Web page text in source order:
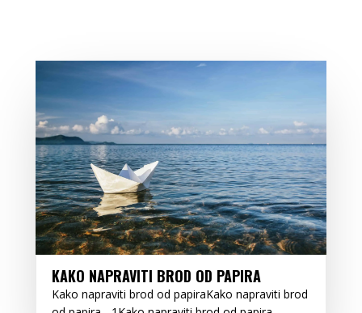
KAKO NAPRAVITI BROD OD PAPIRA
Kako napraviti brod od papiraKako napraviti brod